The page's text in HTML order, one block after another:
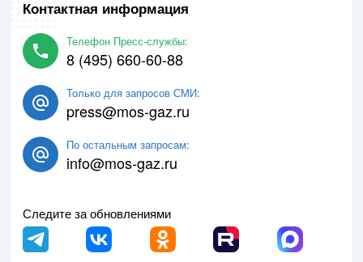
Контактная информация
Телефон Пресс-службы:
8 (495) 660-60-88
Только для запросов СМИ:
press@mos-gaz.ru
По остальным запросам:
info@mos-gaz.ru
Следите за обновлениями